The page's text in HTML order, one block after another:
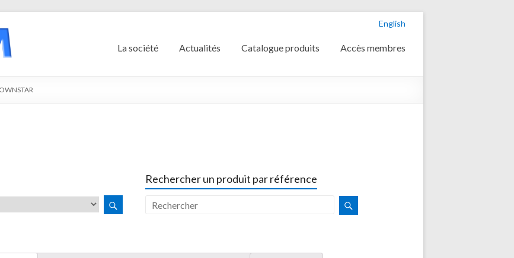
English
La société Actualités Catalogue produits Accès membres
Rechercher un produit par référence